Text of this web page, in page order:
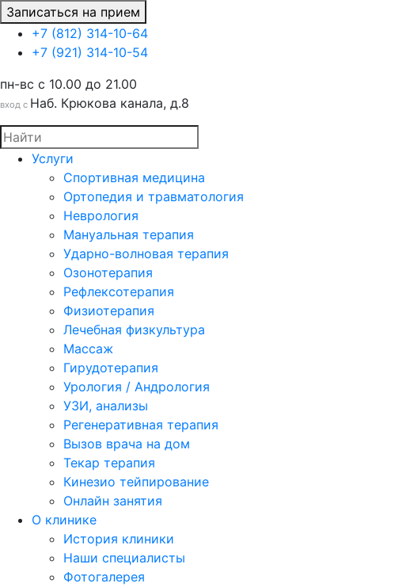
Записаться на прием
+7 (812) 314-10-64
+7 (921) 314-10-54
пн-вс c 10.00 до 21.00
вход с Наб. Крюкова канала, д.8
Услуги
Спортивная медицина
Ортопедия и травматология
Неврология
Мануальная терапия
Ударно-волновая терапия
Озонотерапия
Рефлексотерапия
Физиотерапия
Лечебная физкультура
Массаж
Гирудотерапия
Урология / Андрология
УЗИ, анализы
Регенеративная терапия
Вызов врача на дом
Текар терапия
Кинезио тейпирование
Онлайн занятия
О клинике
История клиники
Наши специалисты
Фотогалерея